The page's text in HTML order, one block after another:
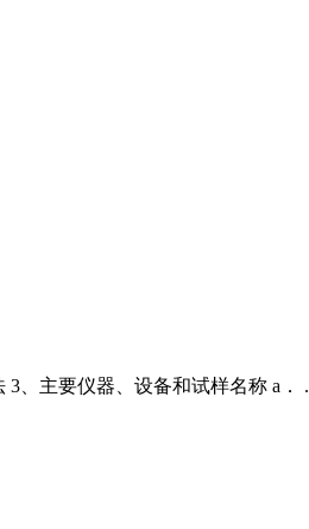
、主要仪器、设备和试样名称 a． .